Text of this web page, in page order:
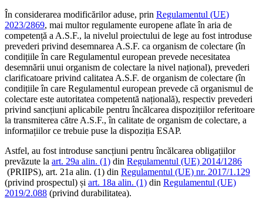
În considerarea modificărilor aduse, prin Regulamentul (UE)
2023/2869, mai multor regulamente europene aflate în aria de
competență a A.S.F., la nivelul proiectului de lege au fost introduse
prevederi privind desemnarea A.S.F. ca organism de colectare (în
condițiile în care Regulamentul european prevede necesitatea
desemnării unui organism de colectare la nivel național), prevederi
clarificatoare privind calitatea A.S.F. de organism de colectare (în
condițiile în care Regulamentul european prevede că organismul de
colectare este autoritatea competentă națională), respectiv prevederi
privind sancțiuni aplicabile pentru încălcarea dispozițiilor referitoare
la transmiterea către A.S.F., în calitate de organism de colectare, a
informațiilor ce trebuie puse la dispoziția ESAP.
Astfel, au fost introduse sancțiuni pentru încălcarea obligațiilor
prevăzute la art. 29a alin. (1) din Regulamentul (UE) 2014/1286
(PRIIPS), art. 21a alin. (1) din Regulamentul (UE) nr. 2017/1.129
(privind prospectul) și art. 18a alin. (1) din Regulamentul (UE)
2019/2.088 (privind durabilitatea).